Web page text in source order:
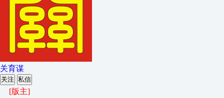
关育谋
关注 私信
[版主]